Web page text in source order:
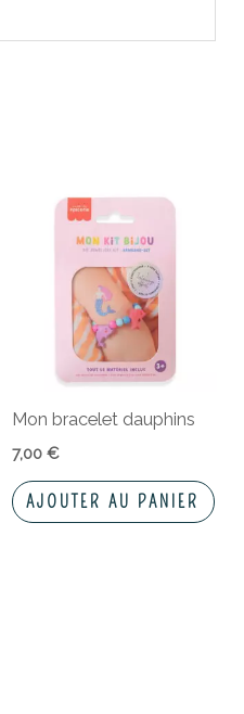
Mon bracelet dauphins
7,00 €
AJOUTER AU PANIER